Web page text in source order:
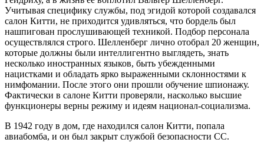
Учитывая специфику службы, под эгидой которой создавался
салон Китти, не приходится удивляться, что бордель был
нашпигован прослушивающей техникой. Подбор персонала
осуществлялся строго. Шелленберг лично отобрал 20 женщин,
которые должны были интеллигентно выглядеть, знать
несколько иностранных языков, быть убежденными
нацистками и обладать ярко выраженными склонностями к
нимфомании. После этого они прошли обучение шпионажу.
Фактически в салоне Китти проверяли, насколько высшие
функционеры верны режиму и идеям национал-социализма.
В 1942 году в дом, где находился салон Китти, попала
авиабомба, и он был закрыт службой безопасности СС.